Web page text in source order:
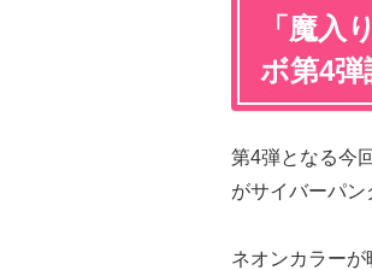
「魔入
ボ第4弾
第4弾となる今
がサイバーパン
ネオンカラー